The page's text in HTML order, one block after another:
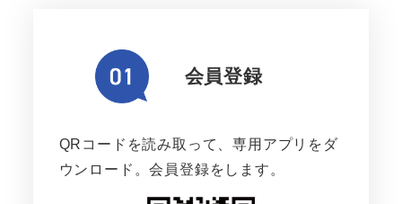
会員登録
QRコードを読み取って、専用アプリをダ
ウンロード。会員登録をします。